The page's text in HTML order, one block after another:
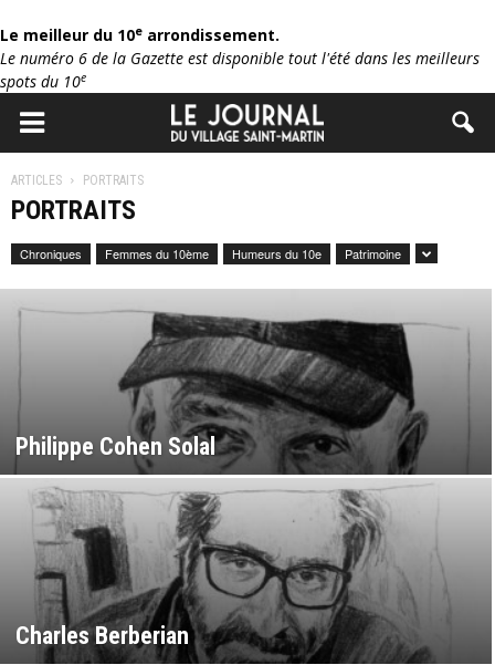
Le meilleur du 10e arrondissement.
Le numéro 6 de la Gazette est disponible tout l'été dans les meilleurs
spots du 10e
ARTICLES PORTRAITS
PORTRAITS
Chroniques Femmes du 10ème Humeurs du 10e Patrimoine
Philippe Cohen Solal
Charles Berberian